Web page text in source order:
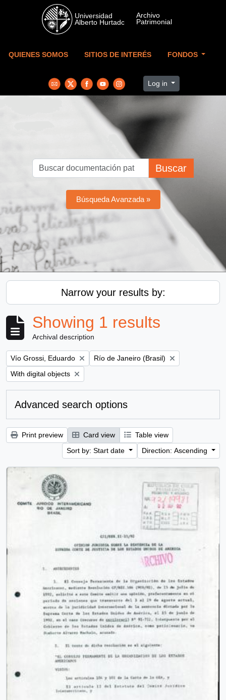
Skip to main content
QUIENES SOMOS SITIOS DE INTERÉS FONDOS
Log in
Buscar
Búsqueda Avanzada »
Narrow your results by:
Showing 1 results
Archival description
Remove filter:
Vío Grossi, Eduardo Remove filter:
Río de Janeiro (Brasil)
Remove filter:
With digital objects
Advanced search options
Print preview Card view
Table view
Sort by: Start date
Direction: Ascending